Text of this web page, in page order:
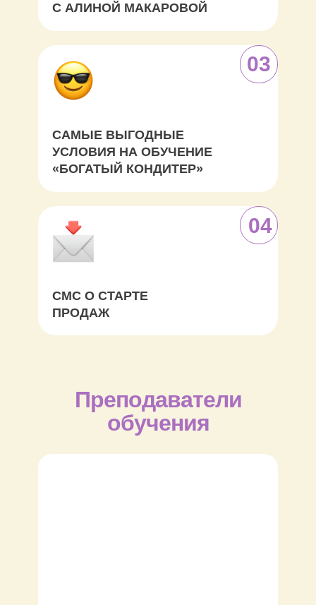
04
СМС О СТАРТЕ
ПРОДАЖ
03
С АЛИНОЙ МАКАРОВОЙ
САМЫЕ ВЫГОДНЫЕ
УСЛОВИЯ НА ОБУЧЕНИЕ
«БОГАТЫЙ КОНДИТЕР»
Преподаватели
обучения